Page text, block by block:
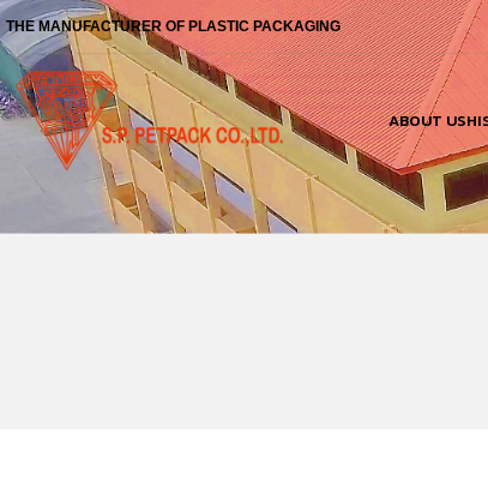
THE MANUFACTURER OF PLASTIC PACKAGING
ABOUT US